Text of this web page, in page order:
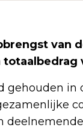
van
gehouden in